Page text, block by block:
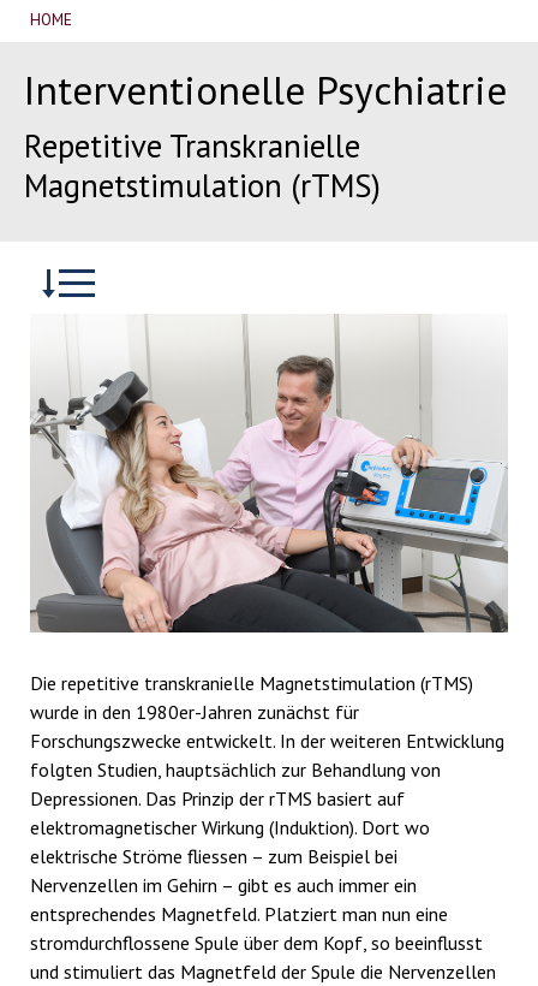
HOME
Interventionelle Psychiatrie
Repetitive Transkranielle
Magnetstimulation (rTMS)
Die repetitive transkranielle Magnetstimulation (rTMS)
wurde in den 1980er-Jahren zunächst für
Forschungszwecke entwickelt. In der weiteren Entwicklung
folgten Studien, hauptsächlich zur Behandlung von
Depressionen. Das Prinzip der rTMS basiert auf
elektromagnetischer Wirkung (Induktion). Dort wo
elektrische Ströme fliessen – zum Beispiel bei
Nervenzellen im Gehirn – gibt es auch immer ein
entsprechendes Magnetfeld. Platziert man nun eine
stromdurchflossene Spule über dem Kopf, so beeinflusst
und stimuliert das Magnetfeld der Spule die Nervenzellen